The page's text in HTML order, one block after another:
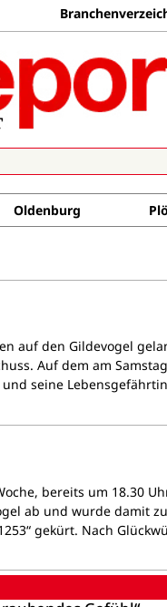
Oldenburg
auf den Gildevogel
Auf dem am
seine
bereits um 18.30
ab und wurde damit
gekürt. Nach